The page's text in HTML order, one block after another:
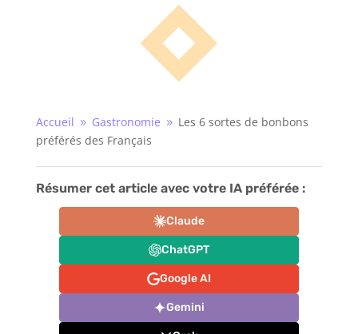
Accueil 9 Gastronomie 9 Les 6 sortes de bonbons
préférés des Français
Résumer cet article avec votre IA préférée :
Claude
ChatGPT
Google AI
Gemini